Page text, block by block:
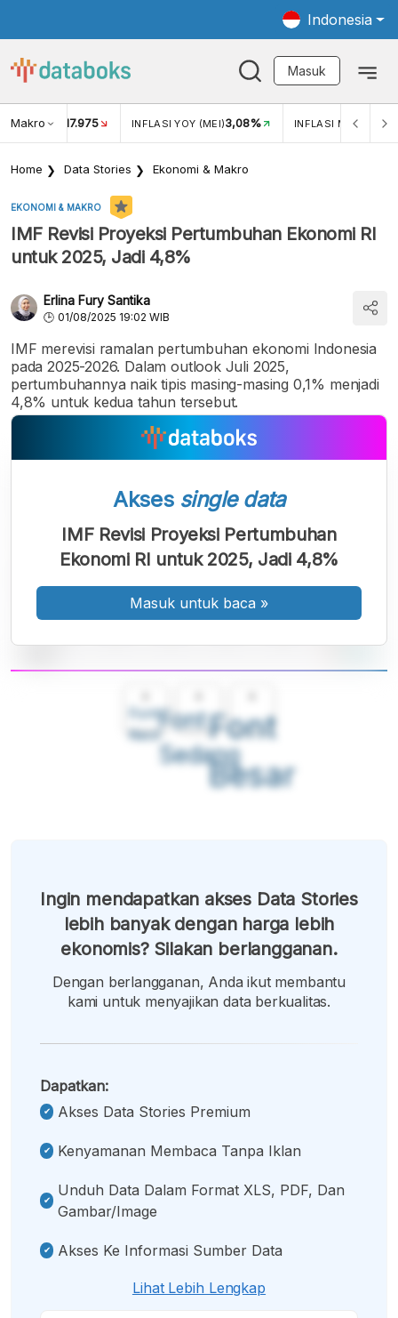
Indonesia
Masuk
Makro
USD/IDR 17.975 INFLASI YOY (MEI)3,08% INFLASI MOM (MEI)
Home Data Stories Ekonomi & Makro
EKONOMI & MAKRO
IMF Revisi Proyeksi Pertumbuhan Ekonomi RI
untuk 2025, Jadi 4,8%
Erlina Fury Santika
01/08/2025 19:02 WIB
IMF merevisi ramalan pertumbuhan ekonomi Indonesia
pada 2025-2026. Dalam outlook Juli 2025,
pertumbuhannya naik tipis masing-masing 0,1% menjadi
4,8% untuk kedua tahun tersebut.
Font
Kecil
Font
Sedang
Font
Besar
Akses single data
IMF Revisi Proyeksi Pertumbuhan
Ekonomi RI untuk 2025, Jadi 4,8%
Masuk untuk baca »
Ingin mendapatkan akses Data Stories
lebih banyak dengan harga lebih
ekonomis? Silakan berlangganan.
Dengan berlangganan, Anda ikut membantu
kami untuk menyajikan data berkualitas.
Dapatkan:
Akses Data Stories Premium
Kenyamanan Membaca Tanpa Iklan
Unduh Data Dalam Format XLS, PDF, Dan
Gambar/image
Akses Ke Informasi Sumber Data
Lihat Lebih Lengkap